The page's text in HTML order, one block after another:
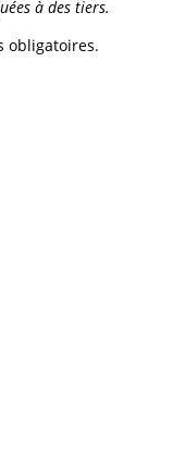
à des tiers.
obligatoires.